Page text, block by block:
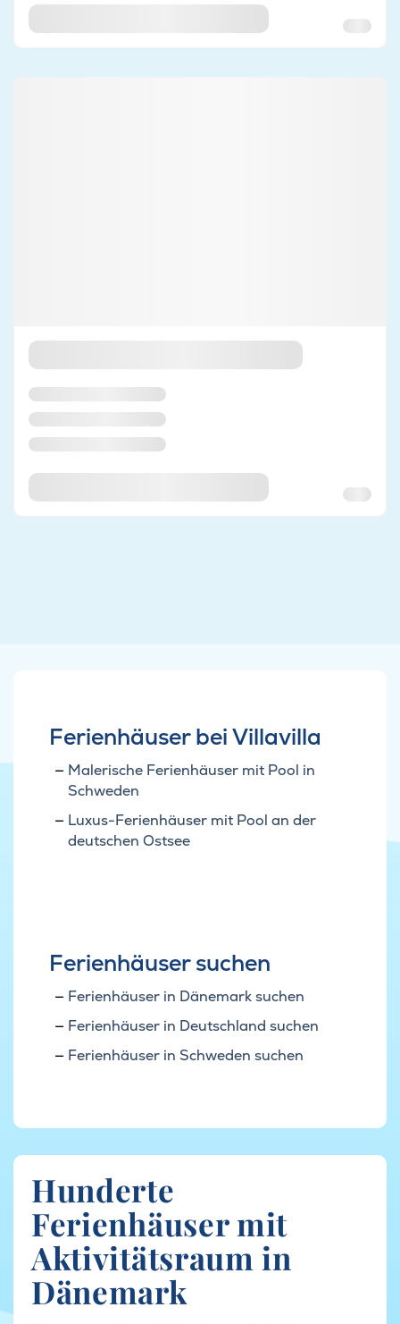
Hunderte
Ferienhäuser mit
Aktivitätsraum in
Dänemark
Ferienhäuser bei Villavilla
Malerische Ferienhäuser mit Pool in
Schweden
Luxus-Ferienhäuser mit Pool an der
deutschen Ostsee
Ferienhäuser suchen
Ferienhäuser in Dänemark suchen
Ferienhäuser in Deutschland suchen
Ferienhäuser in Schweden suchen